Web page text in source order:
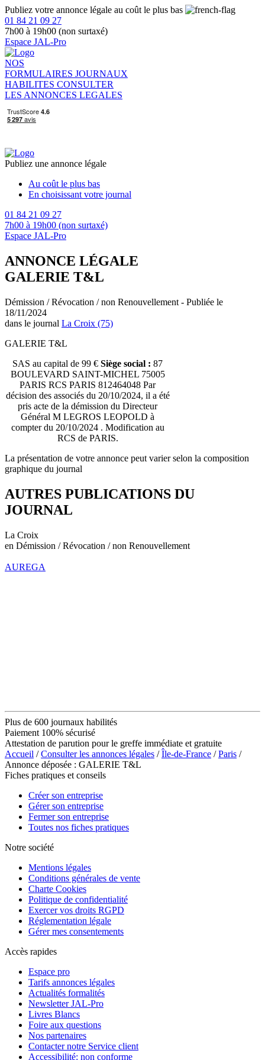
Publiez votre annonce légale au coût le plus bas
01 84 21 09 27
7h00 à 19h00 (non surtaxé)
Espace JAL-Pro
NOS
FORMULAIRES JOURNAUX
HABILITES CONSULTER
LES ANNONCES LEGALES
Publiez une annonce légale
Au coût le plus bas
En choisissant votre journal
01 84 21 09 27
7h00 à 19h00 (non surtaxé)
Espace JAL-Pro
ANNONCE LÉGALE
GALERIE T&L
Démission / Révocation / non Renouvellement - Publiée le
18/11/2024
dans le journal La Croix (75)
GALERIE T&L
SAS au capital de 99 € Siège social : 87
BOULEVARD SAINT-MICHEL 75005
PARIS RCS PARIS 812464048 Par
décision des associés du 20/10/2024, il a été
pris acte de la démission du Directeur
Général M LEGROS LEOPOLD à
compter du 20/10/2024 . Modification au
RCS de PARIS.
La présentation de votre annonce peut varier selon la composition
graphique du journal
AUTRES PUBLICATIONS DU
JOURNAL
La Croix
en Démission / Révocation / non Renouvellement
AUREGA
Plus de 600 journaux habilités
Paiement 100% sécurisé
Attestation de parution pour le greffe immédiate et gratuite
Accueil /Consulter les annonces légales /Île-de-France /Paris /
Annonce déposée : GALERIE T&L
Fiches pratiques et conseils
Créer son entreprise
Gérer son entreprise
Fermer son entreprise
Toutes nos fiches pratiques
Notre société
Mentions légales
Conditions générales de vente
Charte Cookies
Politique de confidentialité
Exercer vos droits RGPD
Réglementation légale
Gérer mes consentements
Accès rapides
Espace pro
Tarifs annonces légales
Actualités formalités
Newsletter JAL-Pro
Livres Blancs
Foire aux questions
Nos partenaires
Contacter notre Service client
Accessibilité: non conforme